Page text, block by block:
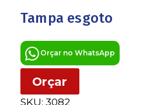
Tampa esgoto
Orçar no WhatsApp
Orçar
SKU: 3082